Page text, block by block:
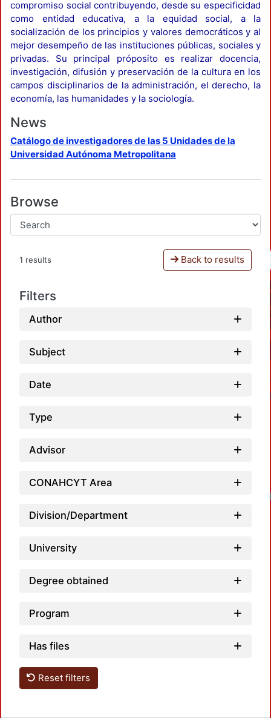
compromiso social contribuyendo, desde su especificidad
como entidad educativa, a la equidad social, a la
socialización de los principios y valores democráticos y al
mejor desempeño de las instituciones públicas, sociales y
privadas. Su principal próposito es realizar docencia,
investigación, difusión y preservación de la cultura en los
campos disciplinarios de la administración, el derecho, la
economía, las humanidades y la sociología.
News
Catálogo de investigadores de las 5 Unidades de la
Universidad Autónoma Metropolitana
Browse
1 results Back to results
Filters
Author
Subject
Date
Type
Advisor
CONAHCYT Area
Division/Department
University
Degree obtained
Program
Has files
Reset filters